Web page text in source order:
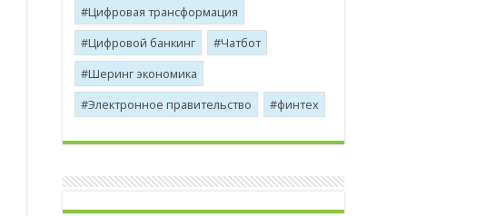
Цифровая трансформация
Цифровой банкинг
Чатбот
Шеринг экономика
Электронное правительство
финтех